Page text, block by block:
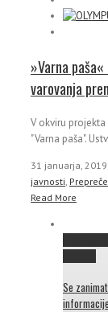
»Varna
varovanja
V okviru projekta
"Varna paša".
31 januarja, 2019
javnosti,
Read More
Se